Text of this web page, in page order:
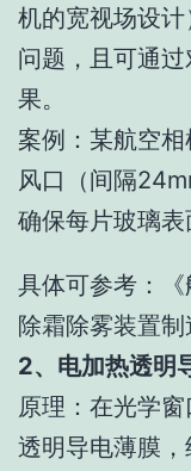
机的宽视场设
问题，且可通
果。
案例：某航空
风口（间隔
确保每片玻璃表
具体可参考：
除霜除雾装置制
2、电加热透明
原理：在光学窗
透明导电薄膜